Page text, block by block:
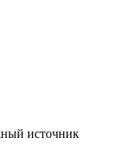
источник